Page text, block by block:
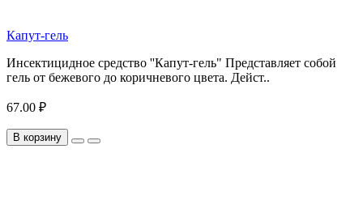
Капут-гель
Инсектицидное средство ''Капут-гель" Представляет собой
гель от бежевого до коричневого цвета. Дейст..
67.00 ₽
В корзину